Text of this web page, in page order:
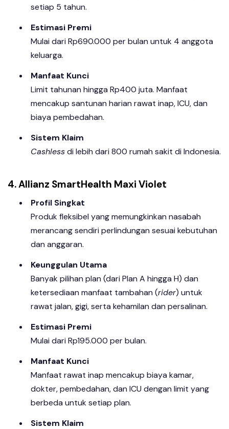
setiap 5 tahun.
Estimasi Premi
Mulai dari Rp690.000 per bulan untuk 4 anggota
keluarga.
Manfaat Kunci
Limit tahunan hingga Rp400 juta. Manfaat
mencakup santunan harian rawat inap, ICU, dan
biaya pembedahan.
Sistem Klaim
Cashlessdi lebih dari 800 rumah sakit di Indonesia.
4. Allianz SmartHealth Maxi Violet
Profil Singkat
Produk fleksibel yang memungkinkan nasabah
merancang sendiri perlindungan sesuai kebutuhan
dan anggaran.
Keunggulan Utama
Banyak pilihan plan (dari Plan A hingga H) dan
ketersediaan manfaat tambahan (rider) untuk
rawat jalan, gigi, serta kehamilan dan persalinan.
Estimasi Premi
Mulai dari Rp195.000 per bulan.
Manfaat Kunci
Manfaat rawat inap mencakup biaya kamar,
dokter, pembedahan, dan ICU dengan limit yang
berbeda untuk setiap plan.
Sistem Klaim